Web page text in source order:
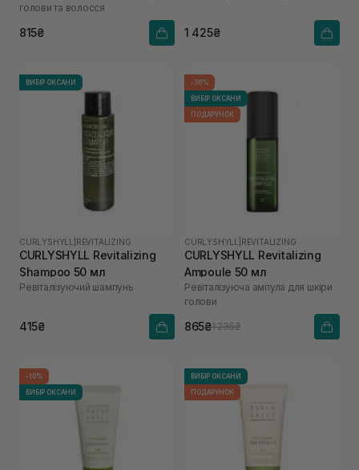
голови та волосся
815₴ 1 425₴
ВИБІР ОКСАНИ
CURLYSHYLL REVITALIZING
CURLYSHYLL Revitalizing
Shampoo 50 мл
Ревіталізуючий шампунь
415₴
-30%
ВИБІР ОКСАНИ
ПОДАРУНОК
CURLYSHYLL REVITALIZING
CURLYSHYLL Revitalizing
Ampoule 50 мл
Ревіталізуюча ампула для шкіри
голови
865₴1 235₴
-10%
ВИБІР ОКСАНИ
ВИБІР ОКСАНИ
ПОДАРУНОК